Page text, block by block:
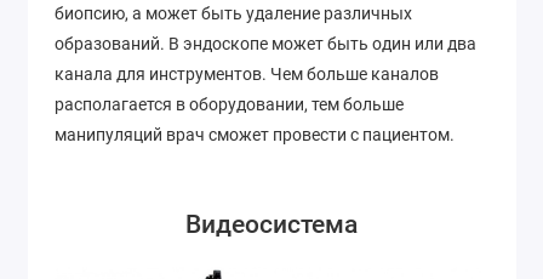
биопсию, а может быть удаление различных
образований. В эндоскопе может быть один или два
канала для инструментов. Чем больше каналов
располагается в оборудовании, тем больше
манипуляций врач сможет провести с пациентом.
Видеосистема